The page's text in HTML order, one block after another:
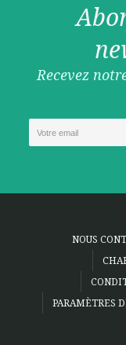
Recevez
NOUS
PARAMÈTRES